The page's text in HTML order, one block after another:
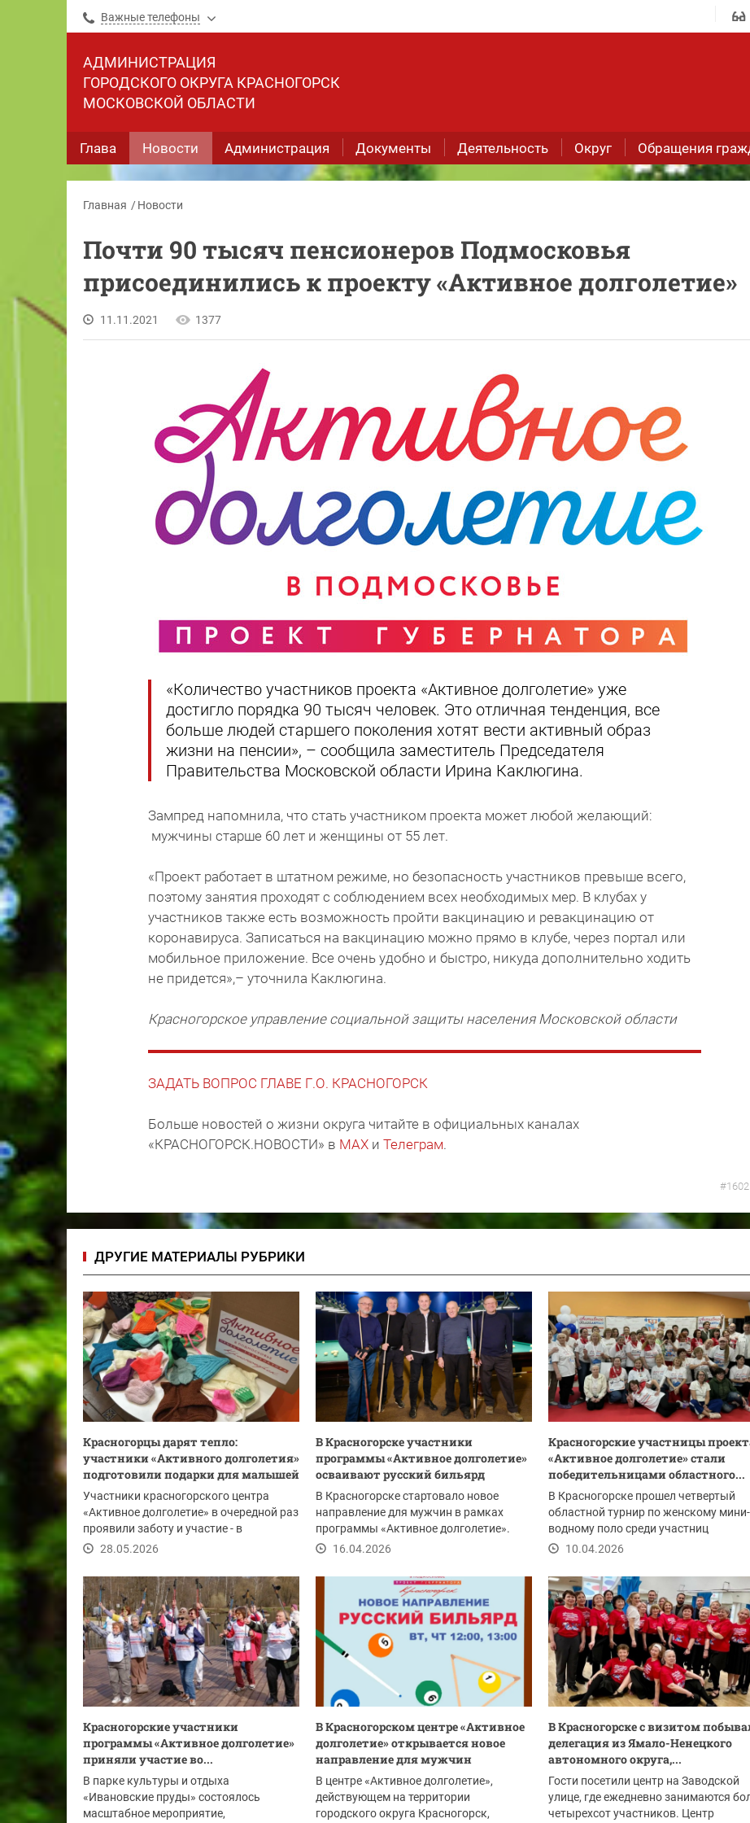
Важные телефоны
АДМИНИСТРАЦИЯ
ГОРОДСКОГО ОКРУГА КРАСНОГОРСК
МОСКОВСКОЙ ОБЛАСТИ
Глава Новости Администрация Документы Деятельность Округ Обращения
Главная Новости
Почти 90 тысяч пенсионеров Подмосковья
присоединились к проекту «Активное долголетие»
11.11.2021 1377
«Количество участников проекта «Активное долголетие» уже
достигло порядка 90 тысяч человек. Это отличная тенденция, все
больше людей старшего поколения хотят вести активный образ
жизни на пенсии», – сообщила заместитель Председателя
Правительства Московской области Ирина Каклюгина.
Зампред напомнила, что стать участником проекта может любой желающий:
мужчины старше 60 лет и женщины от 55 лет.
«Проект работает в штатном режиме, но безопасность участников превыше всего,
поэтому занятия проходят с соблюдением всех необходимых мер. В клубах у
участников также есть возможность пройти вакцинацию и ревакцинацию от
коронавируса. Записаться на вакцинацию можно прямо в клубе, через портал или
мобильное приложение. Все очень удобно и быстро, никуда дополнительно ходить
не придется»,– уточнила Каклюгина.
Красногорское управление социальной защиты населения Московской области
ЗАДАТЬ ВОПРОС ГЛАВЕ Г.О. КРАСНОГОРСК
Больше новостей о жизни округа читайте в официальных каналах
«КРАСНОГОРСК.НОВОСТИ» в MAX и Телеграм.
ДРУГИЕ МАТЕРИАЛЫ РУБРИКИ
Красногорцы дарят тепло:
участники «Активного долголетия»
подготовили подарки для малышей
Участники красногорского центра
«Активное долголетие» в очередной раз
проявили заботу и участие - в
преддверии Дня...
28.05.2026
В Красногорске участники
программы «Активное долголетие»
осваивают русский бильярд
В Красногорске стартовало новое
направление для мужчин в рамках
программы «Активное долголетие».
Теперь участники...
16.04.2026
Красногорские участницы
«Активное долголетие» стали
победительницами областного...
В Красногорске прошел четвертый
областной турнир по женскому мини-
водному поло среди участниц
губернаторского проекта...
10.04.2026
Красногорские участники
программы «Активное долголетие»
приняли участие во...
В парке культуры и отдыха
«Ивановские пруды» состоялось
масштабное мероприятие,
В Красногорском центре «Активное
долголетие» открывается новое
направление для мужчин
В центре «Активное долголетие»,
действующем на территории
городского округа Красногорск,
В Красногорске с визитом
делегация из Ямало-Ненецкого
автономного округа,...
Гости посетили центр на Заводской
улице, где ежедневно занимаются
четырехсот участников. Центр